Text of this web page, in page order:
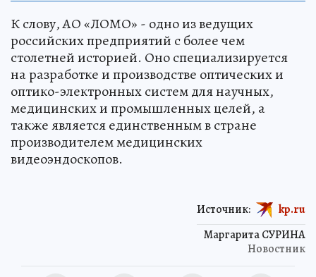
К слову, АО «ЛОМО» - одно из ведущих
российских предприятий с более чем
столетней историей. Оно специализируется
на разработке и производстве оптических и
оптико-электронных систем для научных,
медицинских и промышленных целей, а
также является единственным в стране
производителем медицинских
видеоэндоскопов.
Маргарита СУРИНА
Новостник
Источник: kp.ru